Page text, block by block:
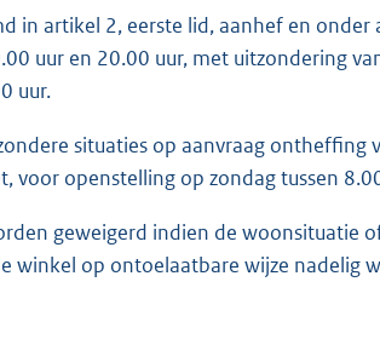
in artikel 2, eerste lid, aanhef en
uur en 20.00 uur, met uitzondering
uur.
situaties op aanvraag
voor openstelling op zondag tussen
geweigerd indien de woonsituatie
winkel op ontoelaatbare wijze nadelig